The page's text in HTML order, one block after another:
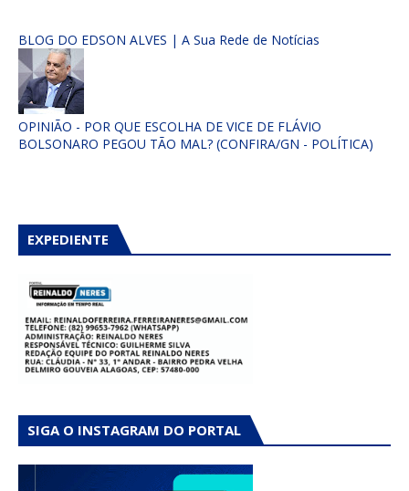
BLOG DO EDSON ALVES | A Sua Rede de Notícias
OPINIÃO - POR QUE ESCOLHA DE VICE DE FLÁVIO
BOLSONARO PEGOU TÃO MAL? (CONFIRA/GN - POLÍTICA)
EXPEDIENTE
SIGA O INSTAGRAM DO PORTAL